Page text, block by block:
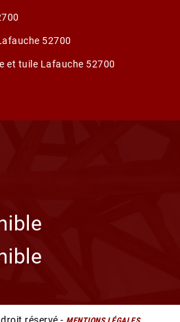
52700
et tuile Lafauche 52700